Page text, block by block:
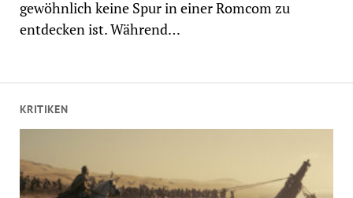
KRITIKEN
gewöhnlich keine Spur in einer Romcom zu
entdecken ist. Während…